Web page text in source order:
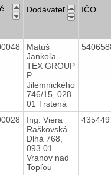
Dodávateľ IČO
Matúš
Jankoľa -
TEX GROUP
P.
Jilemnického
746/15, 028
01 Trstená
Ing. Viera
Raškovská
Dlhá 768,
093 01
Vranov nad
Topľou